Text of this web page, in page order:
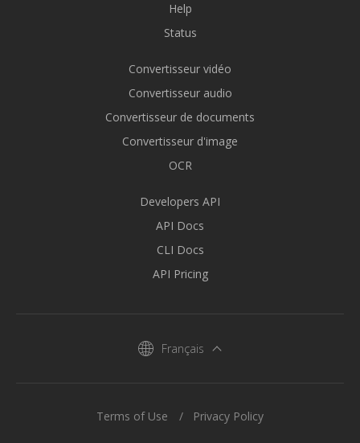
Help
Status
Convertisseur vidéo
Convertisseur audio
Convertisseur de documents
Convertisseur d'image
OCR
Developers API
API Docs
CLI Docs
API Pricing
Français
Terms of Use Privacy Policy